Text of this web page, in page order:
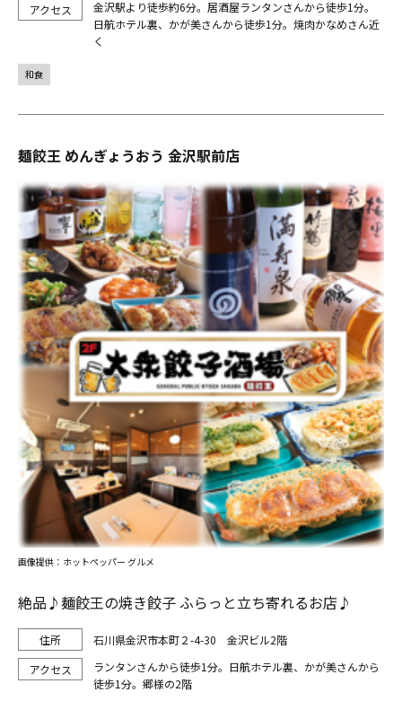
金沢駅より徒歩約6分。居酒屋ランタンさんから徒歩1分。
日航ホテル裏、かが美さんから徒歩1分。焼肉かなめさん近
く
和食
麺餃王 めんぎょうおう 金沢駅前店
絶品♪麺餃王の焼き餃子 ふらっと立ち寄れるお店♪
石川県金沢市本町２-4-30 金沢ビル2階
ランタンさんから徒歩1分。日航ホテル裏、かが美さんから
徒歩1分。郷様の2階
画像提供：ホットペッパー グルメ